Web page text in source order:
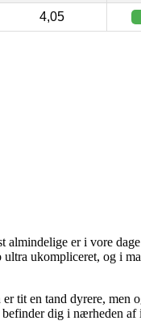
4,05
er i vore
ukompliceret, og i
tit en tand dyrere, men
dig i nærheden af